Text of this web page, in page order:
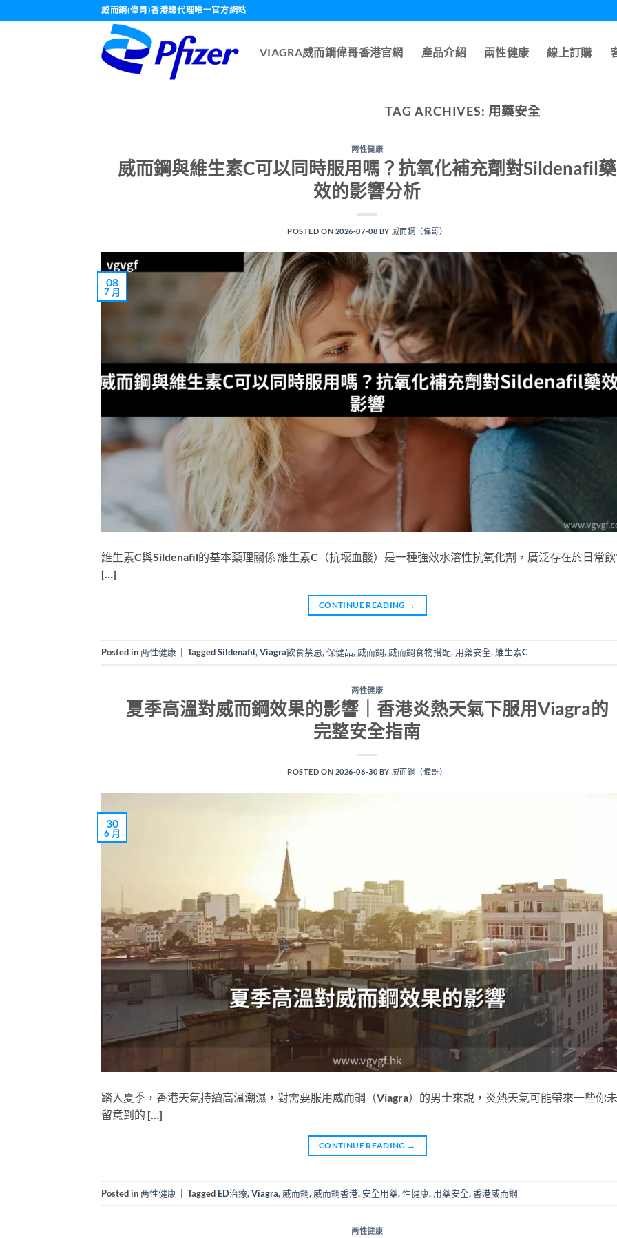
威而鋼(偉哥)香港總代理唯一官方網站
VIAGRA威而鋼偉哥香港官網 產品介紹 兩性健康 線上訂購
TAG ARCHIVES: 用藥安全
两性健康
威而鋼與維生素C可以同時服用嗎？抗氧化補充劑對Sildenafil藥
效的影響分析
POSTED ON 2026-07-08 BY 威而鋼（偉哥）
08
7 月
維生素C與Sildenafil的基本藥理關係 維生素C（抗壞血酸）是一種強效水溶性抗氧化劑，廣泛存在於日常
[…]
CONTINUE READING →
Posted in两性健康 TaggedSildenafil,Viagra飲食禁忌,保健品, 威而鋼, 威而鋼食物搭配, 用藥安全,維生素C
两性健康
夏季高溫對威而鋼效果的影響｜香港炎熱天氣下服用Viagra的
完整安全指南
POSTED ON 2026-06-30 BY 威而鋼（偉哥）
30
6 月
踏入夏季，香港天氣持續高溫潮濕，對需要服用威而鋼（Viagra）的男士來說，炎熱天氣可能帶來一些你
留意到的 […]
CONTINUE READING →
Posted in两性健康 | Tagged ED治療,Viagra, 威而鋼, 威而鋼香港,安全用藥,性健康, 用藥安全,香港威而鋼
两性健康